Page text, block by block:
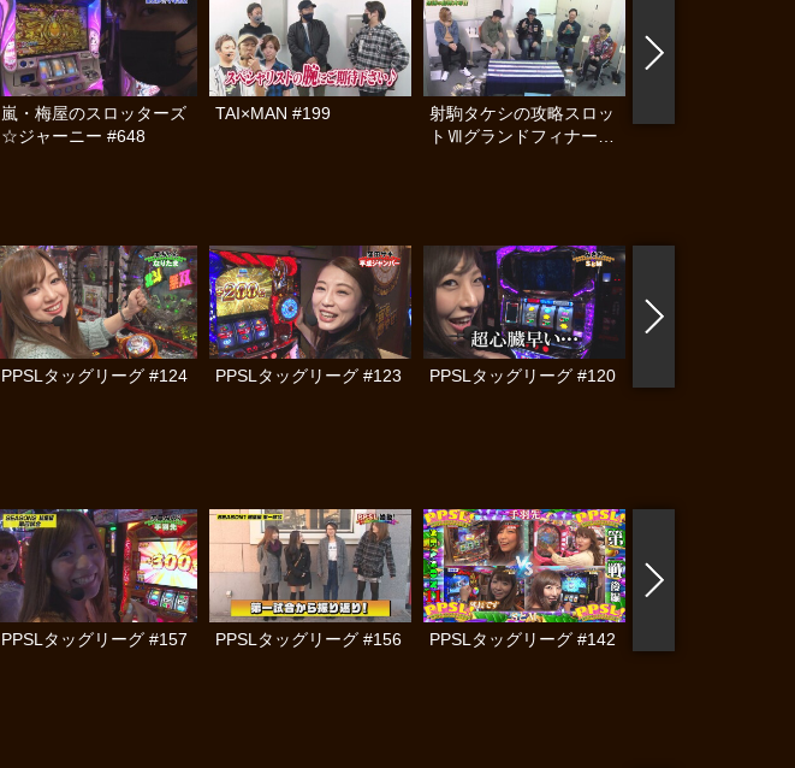
嵐・梅屋のスロッターズ
☆ジャーニー #648
TAI×MAN #199
射駒タケシの攻略スロッ
トⅦグランドフィナー
PPSLタッグリーグ #124 PPSLタッグリーグ #123 PPSLタッグリーグ #120
PPSLタッグリーグ #157 PPSLタッグリーグ #156 PPSLタッグリーグ #142